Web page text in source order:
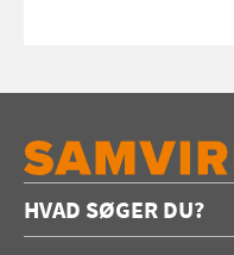
HVAD SØGER DU?